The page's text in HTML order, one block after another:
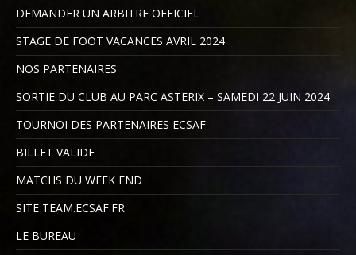
DEMANDER UN ARBITRE OFFICIEL
STAGE DE FOOT VACANCES AVRIL 2024
NOS PARTENAIRES
SORTIE DU CLUB AU PARC ASTERIX – SAMEDI 22 JUIN 2024
TOURNOI DES PARTENAIRES ECSAF
BILLET VALIDE
MATCHS DU WEEK END
SITE TEAM.ECSAF.FR
LE BUREAU